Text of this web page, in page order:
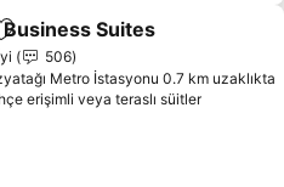
Favorilerime ekle
Suites
506
Metro İstasyonu 0.7 km uzaklıkta
erişimli veya teraslı süitler